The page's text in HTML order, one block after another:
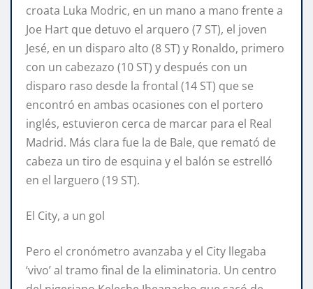
croata Luka Modric, en un mano a mano frente a
Joe Hart que detuvo el arquero (7 ST), el joven
Jesé, en un disparo alto (8 ST) y Ronaldo, primero
con un cabezazo (10 ST) y después con un
disparo raso desde la frontal (14 ST) que se
encontró en ambas ocasiones con el portero
inglés, estuvieron cerca de marcar para el Real
Madrid. Más clara fue la de Bale, que remató de
cabeza un tiro de esquina y el balón se estrelló
en el larguero (19 ST).
El City, a un gol
Pero el cronómetro avanzaba y el City llegaba
‘vivo’ al tramo final de la eliminatoria. Un centro